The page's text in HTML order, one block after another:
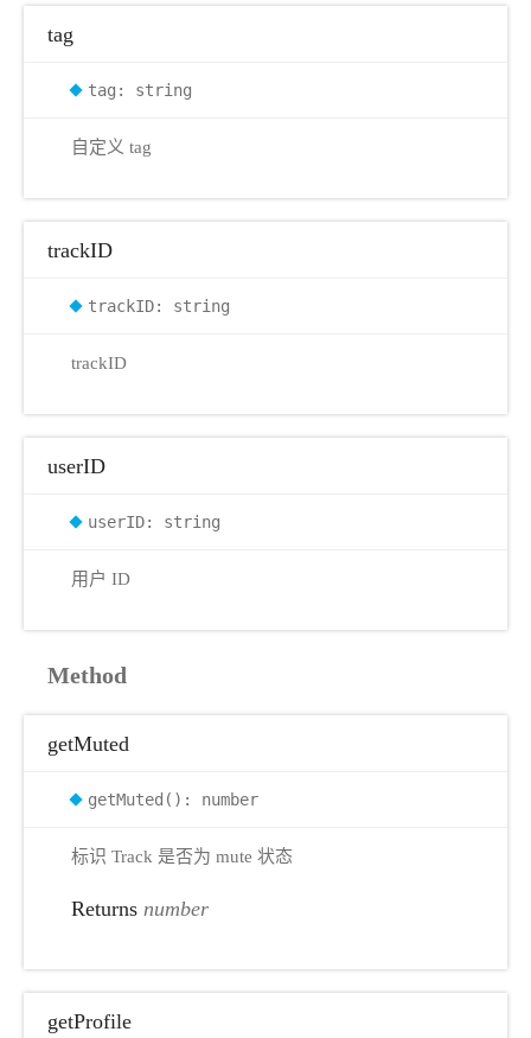
tag
tag: string
自定义 tag
trackID
trackID: string
trackID
userID
userID: string
用户 ID
Method
getMuted
getMuted(): number
标识 Track 是否为 mute 状态
Returns number
getProfile